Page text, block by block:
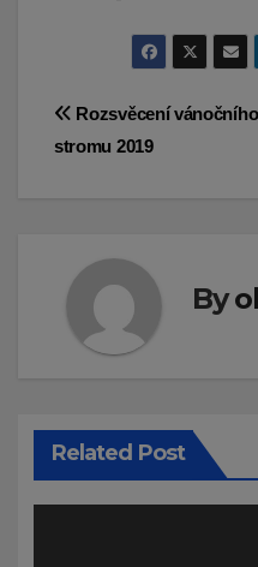
Navigace
Rozsvěcení vánočního
stromu 2019
By
Related Post